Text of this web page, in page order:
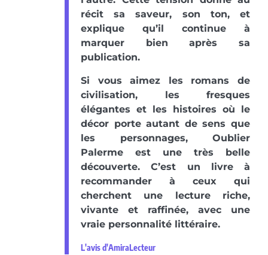
récit sa saveur, son ton, et
explique qu’il continue à
marquer bien après sa
publication.
Si vous aimez les romans de
civilisation, les fresques
élégantes et les histoires où le
décor porte autant de sens que
les personnages, Oublier
Palerme est une très belle
découverte. C’est un livre à
recommander à ceux qui
cherchent une lecture riche,
vivante et raffinée, avec une
vraie personnalité littéraire.
L'avis d'AmiraLecteur